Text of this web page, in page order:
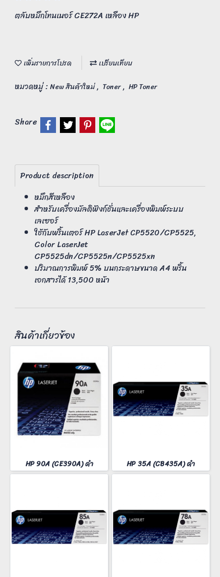
ตลับหมึกโทนเนอร์ CE272A เหลือง HP
เพิ่มรายการโปรด เปรียบเทียบ
หมวดหมู่ : New สินค้าใหม่, Toner, HP Toner
Share
Product description
หมึกสีเหลือง
สำหรับเครื่องมัลติฟังก์ชั่นและเครื่องพิมพ์ระบบ
เลเซอร์
ใช้กับพริ้นเตอร์ HP LaserJet CP5520/CP5525,
Color LaserJet
CP5525dn/CP5525n/CP5525xn
ปริมาณการพิมพ์ 5% บนกระดาษขนาด A4 พริ้น
เอกสารได้ 13,500 หน้า
สินค้าเกี่ยวข้อง
HP 90A (CE390A) ดำ HP 35A (CB435A) ดำ